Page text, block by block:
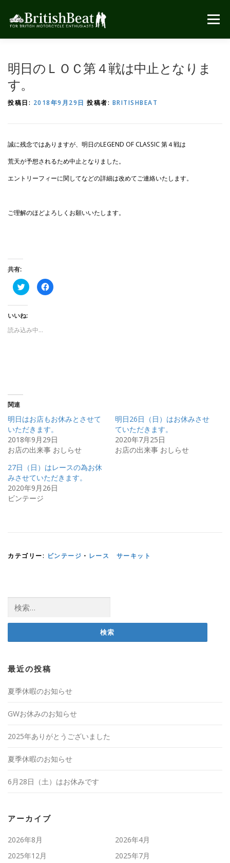
メニュー
明日のＬＯＣ第４戦は中止となりま
す。
投稿日: 2018年9月29日 投稿者: BRITISHBEAT
誠に残念ではありますが、明日のLEGEND OF CLASSIC 第４戦は
荒天が予想されるため中止となりました。
エントリーフィーに関してなどの詳細は改めてご連絡いたします。
ご理解のほどよろしくお願いいたします。
共有:
ク
リ
ク
て
w
i
ィ
ン
ド
ウ
で
開
き
す
F
a
く
だ
さ
い
(
新
し
ウ
ィ
ン
ド
ウ
いいね:
読み込み中…
関連
明日はお店もお休みとさせて
いただきます。
2018年9月29日
お店の出来事 おしらせ
明日26日（日）はお休みさせ
ていただきます。
2020年7月25日
お店の出来事 おしらせ
27日（日）はレースの為お休
みさせていただきます。
2020年9月26日
ビンテージ
カテゴリー: ビンテージ ・ レース サーキット
索:
最近の投稿
夏季休暇のお知らせ
GWお休みのお知らせ
2025年ありがとうございました
夏季休暇のお知らせ
6月28日（土）はお休みです
アーカイブ
2026年8月
2026年4月
2025年12月
2025年7月